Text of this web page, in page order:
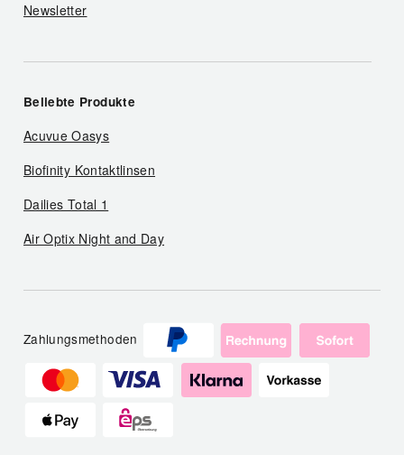
Newsletter
Beliebte Produkte
Acuvue Oasys
Biofinity Kontaktlinsen
Dailies Total 1
Air Optix Night and Day
Zahlungsmethoden